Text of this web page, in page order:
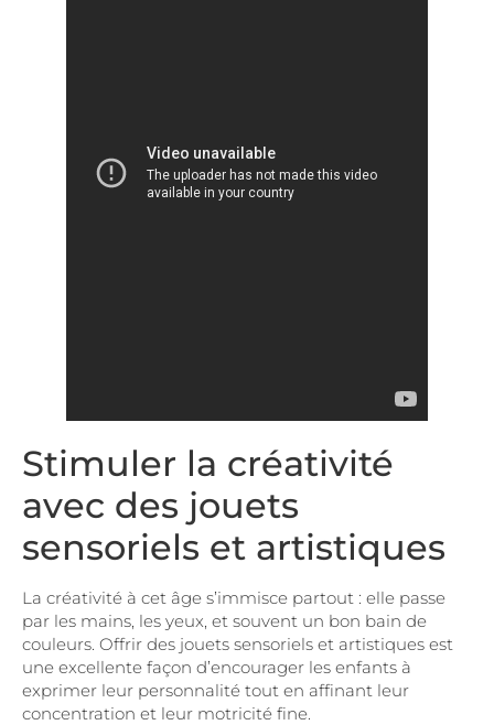
Stimuler la créativité
avec des jouets
sensoriels et artistiques
La créativité à cet âge s’immisce partout : elle passe
par les mains, les yeux, et souvent un bon bain de
couleurs. Offrir des jouets sensoriels et artistiques est
une excellente façon d’encourager les enfants à
exprimer leur personnalité tout en affinant leur
concentration et leur motricité fine.